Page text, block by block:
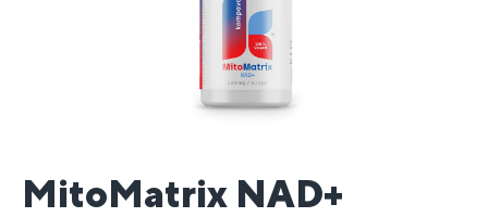
MitoMatrix NAD+